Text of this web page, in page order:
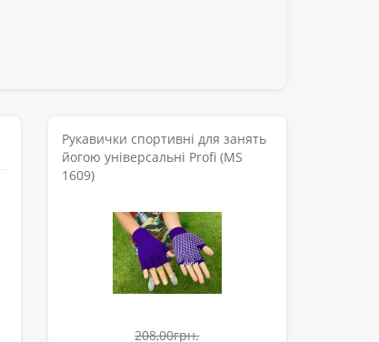
Рукавички спортивні для занять
йогою універсальні Profi (MS
1609)
208,00грн.